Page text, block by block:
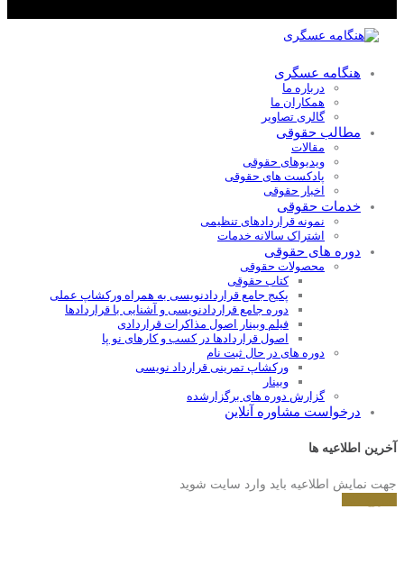
هنگامه عسگری
درباره ما
همکاران ما
گالری تصاویر
مطالب حقوقی
مقالات
ویدیوهای حقوقی
پادکست های حقوقی
اخبار حقوقی
خدمات حقوقی
نمونه قراردادهای تنظیمی
اشتراک سالانه خدمات
دوره های حقوقی
محصولات حقوقی
کتاب حقوقی
پکیج جامع قراردادنویسی به همراه ورکشاپ عملی
دوره جامع قراردادنويسی و آشنايی با قراردادها
فیلم وبینار اصول مذاکرات قراردادی
اصول قراردادها در کسب و کارهای نو پا
دوره های در حال ثبت نام
ورکشاپ تمرینی قرارداد نویسی
وبینار
گزارش دوره های برگزارشده
درخواست مشاوره آنلاین
آخرین اطلاعیه ها
جهت نمایش اطلاعیه باید وارد سایت شوید